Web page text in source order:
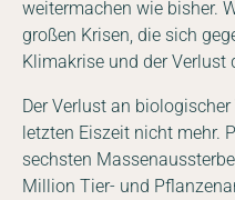
weitermachen wie bisher.
großen Krisen, die sich
Klimakrise und der Verlust
Der Verlust an
letzten Eiszeit nicht mehr.
sechsten
Million Tier- und